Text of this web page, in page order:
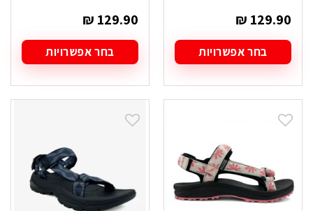
₪ 129.90
בחר אפשרויות
זה
יש
סוגים.
האפשרויות
בעמוד
המוצר
₪ 129.90
בחר אפשרויות
זה
יש
סוגים.
האפשרויות
בעמוד
המוצר